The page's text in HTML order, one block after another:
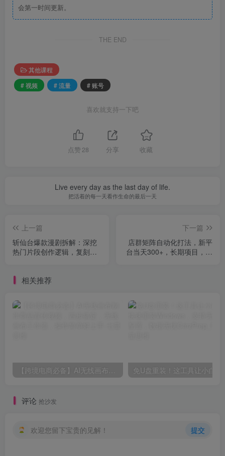
会第一时间更新。
THE END
其他课程
# 视频
# 流量 # 账号
喜欢就支持一下吧
点赞 28 分享 收藏
Live every day as the last day of life.
把活着的每一天看作生命的最后一天
上一篇
斩仙台爆款漫剧拆解：深挖
热门片段创作逻辑，复刻脚
下一篇
店群矩阵自动化打法，新平
台当天300+，长期项目，保
相关推荐
评论 抢沙发
欢迎您留下宝贵的见解！ 提交